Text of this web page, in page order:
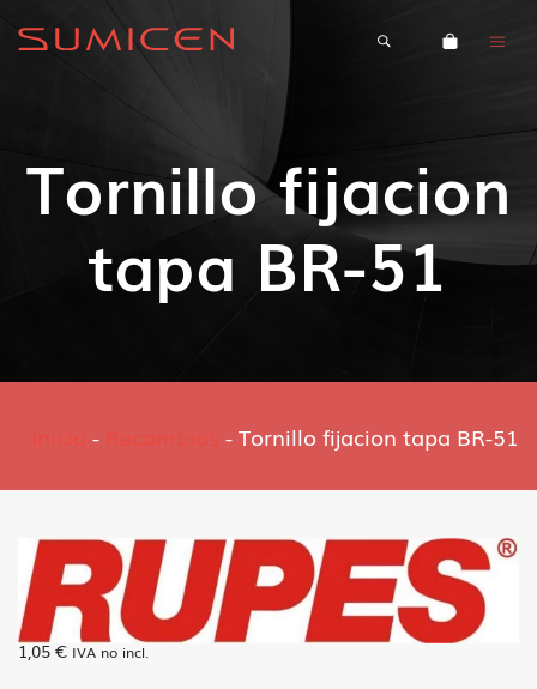
Tornillo fijacion
tapa BR-51
- -Tornillo fijacion tapa BR-51
1,05 € IVA no incl.